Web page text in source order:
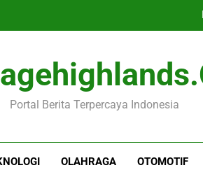
Dampak
Kepala Bocah
Febrio
Portal Berita Terpercaya Indonesia
OLAHRAGA OTOMOTIF